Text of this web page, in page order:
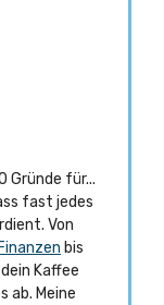
Gründe für...
fast jedes
Von
Finanzen bis
Kaffee
ab. Meine